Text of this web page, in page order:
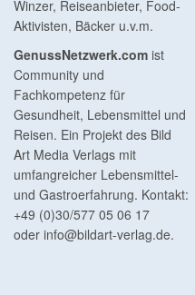
Winzer, Reiseanbieter, Food-
Aktivisten, Bäcker u.v.m.
GenussNetzwerk.com ist
Community und
Fachkompetenz für
Gesundheit, Lebensmittel und
Reisen. Ein Projekt des Bild
Art Media Verlags mit
umfangreicher Lebensmittel-
und Gastroerfahrung. Kontakt:
+49 (0)30/577 05 06 17
oder info@bildart-verlag.de.